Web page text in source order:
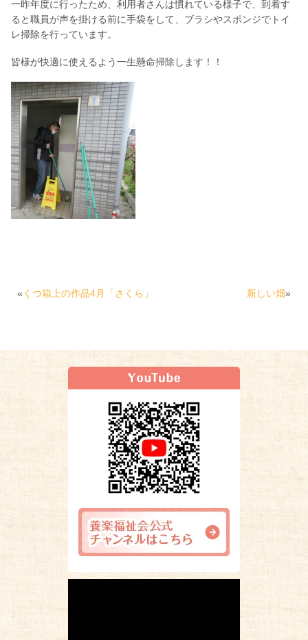
一昨年度に行ったため、利用者さんは慣れている様子で、到着す
ると職員が声を掛ける前に手袋をして、ブラシやスポンジでトイ
レ掃除を行っています。
皆様が快適に使えるよう一生懸命掃除します！！
« くつ箱上の作品4月「さくら」 新しい畑»